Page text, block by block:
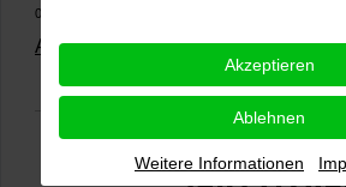
02.01.2026)
Alle Rezensionen ansehen|
Akzeptieren
Ablehnen
Weitere Informationen